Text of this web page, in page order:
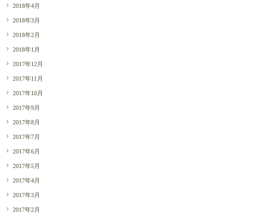
2018年4月
2018年3月
2018年2月
2018年1月
2017年12月
2017年11月
2017年10月
2017年9月
2017年8月
2017年7月
2017年6月
2017年5月
2017年4月
2017年3月
2017年2月